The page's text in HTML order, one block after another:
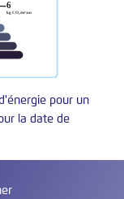
pour un
la date de